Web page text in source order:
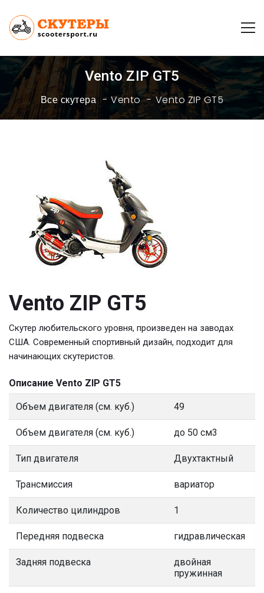
Vento ZIP GT5
Все скутера Vento Vento ZIP GT5
Vento ZIP GT5
Скутер любительского уровня, произведен на заводах
США. Современный спортивный дизайн, подходит для
начинающих скутеристов.
Описание Vento ZIP GT5
Объем двигателя (см. куб.) 49
Объем двигателя (см. куб.) до 50 см3
Тип двигателя Двухтактный
Трансмиссия вариатор
Количество цилиндров 1
Передняя подвеска гидравлическая
Задняя подвеска
двойная
пружинная